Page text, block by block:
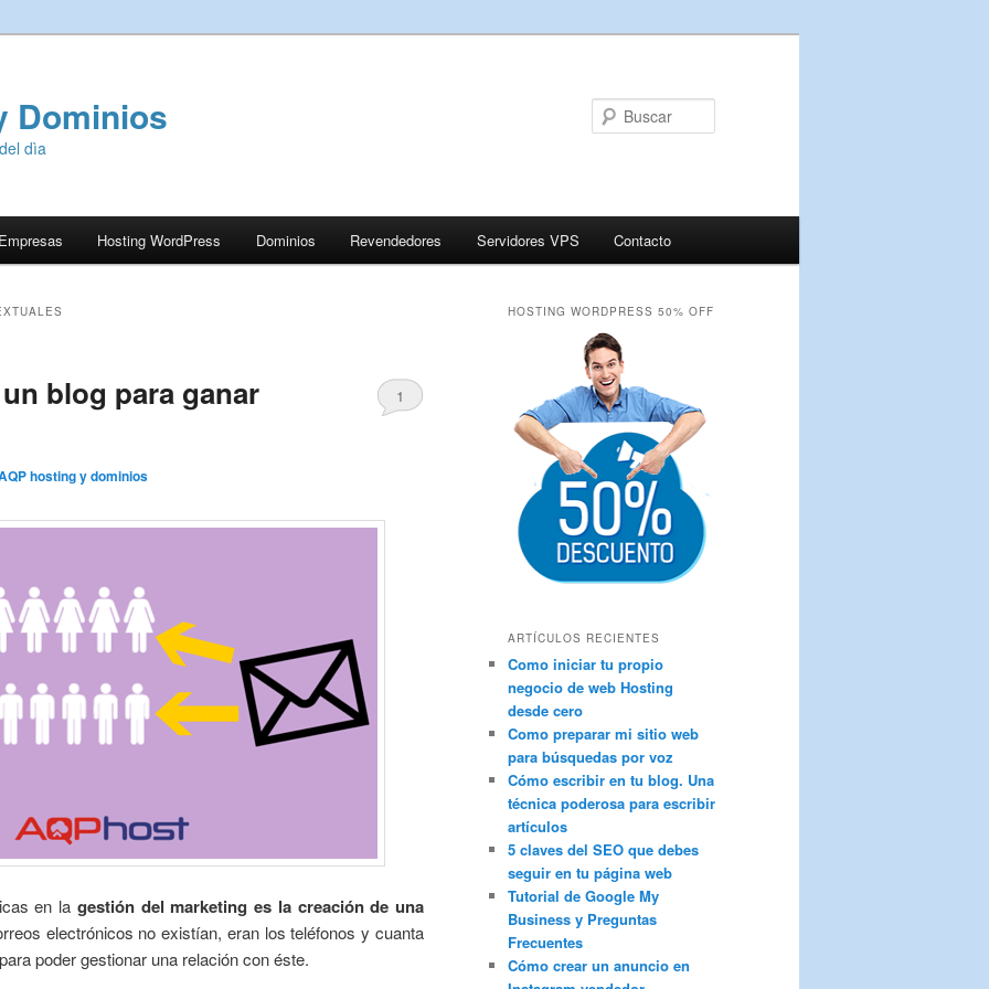
Dominios
dìa
Hosting WordPress Dominios Revendedores Servidores VPS Contacto
blog para ganar
hosting y dominios
1
en la gestión del marketing es la creación de una
electrónicos no existían, eran los teléfonos y cuanta
poder gestionar una relación con éste.
HOSTING WORDPRESS 50% OFF
ARTÍCULOS RECIENTES
Como iniciar tu propio
negocio de web Hosting
desde cero
Como preparar mi sitio web
para búsquedas por voz
Cómo escribir en tu blog. Una
técnica poderosa para escribir
artículos
5 claves del SEO que debes
seguir en tu página web
Tutorial de Google My
Business y Preguntas
Frecuentes
Cómo crear un anuncio en